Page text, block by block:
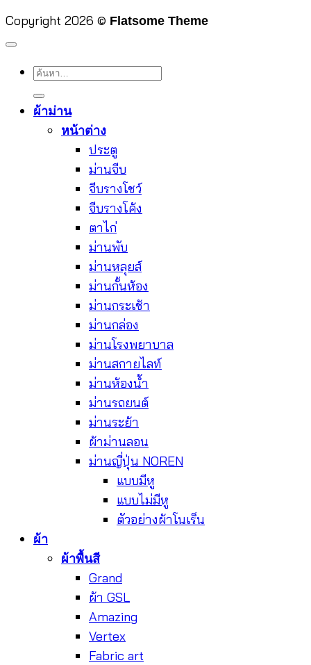
Copyright 2026 © Flatsome Theme
ค้นหา:
ผ้าม่าน
หน้าต่าง
ประตู
ม่านจีบ
จีบรางโชว์
จีบรางโค้ง
ตาไก่
ม่านพับ
ม่านหลุยส์
ม่านกั้นห้อง
ม่านกระเช้า
ม่านกล่อง
ม่านโรงพยาบาล
ม่านสกายไลท์
ม่านห้องน้ำ
ม่านรถยนต์
ม่านระย้า
ผ้าม่านลอน
ม่านญี่ปุ่น NOREN
แบบมีหู
แบบไม่มีหู
ตัวอย่างผ้าโนเร็น
ผ้า
ผ้าพื้นสี
Grand
ผ้า GSL
Amazing
Vertex
Fabric art